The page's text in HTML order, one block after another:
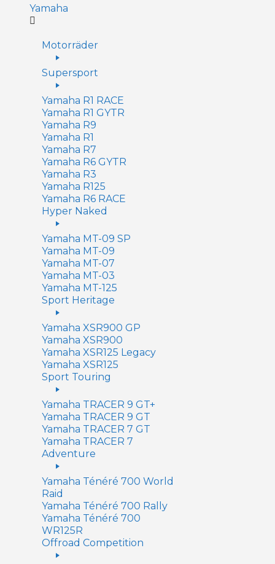
Yamaha
Motorräder
Supersport
Yamaha R1 RACE
Yamaha R1 GYTR
Yamaha R9
Yamaha R1
Yamaha R7
Yamaha R6 GYTR
Yamaha R3
Yamaha R125
Yamaha R6 RACE
Hyper Naked
Yamaha MT-09 SP
Yamaha MT-09
Yamaha MT-07
Yamaha MT-03
Yamaha MT-125
Sport Heritage
Yamaha XSR900 GP
Yamaha XSR900
Yamaha XSR125 Legacy
Yamaha XSR125
Sport Touring
Yamaha TRACER 9 GT+
Yamaha TRACER 9 GT
Yamaha TRACER 7 GT
Yamaha TRACER 7
Adventure
Yamaha Ténéré 700 World
Raid
Yamaha Ténéré 700 Rally
Yamaha Ténéré 700
WR125R
Offroad Competition